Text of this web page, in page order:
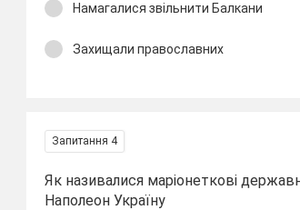
Намагалися звільнити Балкани
Захищали православних
Запитання 4
Як називалися маріонеткові
Наполеон Україну